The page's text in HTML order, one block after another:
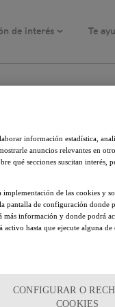
de interés
Resultados
Te
y precios
para
con
información estadística,
anuncios relevantes en
qué secciones suscitan interés,
de las cookies y
pantalla de configuración donde
más información y donde podrá
hasta que ejecute alguna de
CONFIGURAR O
COOKIES